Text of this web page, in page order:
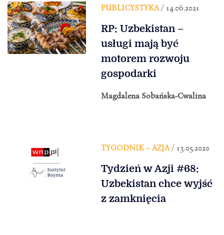
PUBLICYSTYKA/ 14.06.2021
RP: Uzbekistan –
usługi mają być
motorem rozwoju
gospodarki
Magdalena Sobańska-Cwalina
TYGODNIK – AZJA/ 13.05.2020
Tydzień w Azji #68:
Uzbekistan chce wyjść
z zamknięcia